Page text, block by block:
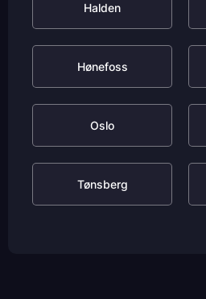
Halden
Hønefoss
Oslo
Tønsberg